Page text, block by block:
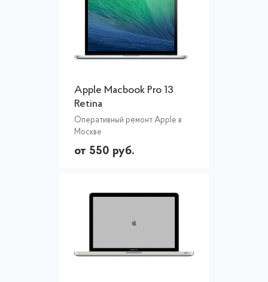
Apple Macbook Pro 13
Retina
Оперативный ремонт Apple в
Москве
от 550 руб.